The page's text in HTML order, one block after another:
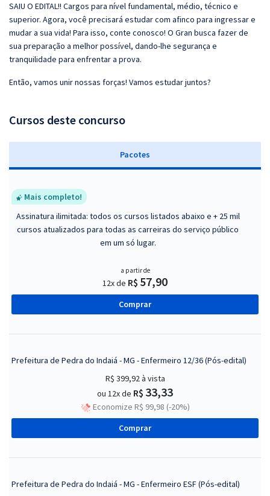
SAIU O EDITAL!! Cargos para nível fundamental, médio, técnico e
superior. Agora, você precisará estudar com afinco para ingressar e
mudar a sua vida! Para isso, conte conosco! O Gran busca fazer de
sua preparação a melhor possível, dando-lhe segurança e
tranquilidade para enfrentar a prova.
Então, vamos unir nossas forças! Vamos estudar juntos?
Cursos deste concurso
Pacotes
Mais completo!
Assinatura ilimitada: todos os cursos listados abaixo e + 25 mil
cursos atualizados para todas as carreiras do serviço público
em um só lugar.
a partir de
12x de R$ 57,90
Comprar
Prefeitura de Pedra do Indaiá - MG - Enfermeiro 12/36 (Pós-edital)
R$ 399,92à vista
ou 12x de R$ 33,33
Economize R$ 99,98 (-20%)
Comprar
Prefeitura de Pedra do Indaiá - MG - Enfermeiro ESF (Pós-edital)